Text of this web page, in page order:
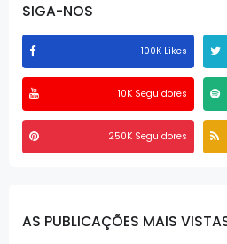
SIGA-NOS
100K Likes
10K Seguidores
250K Seguidores
AS PUBLICAÇÕES MAIS